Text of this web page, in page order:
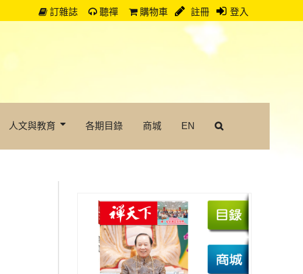
訂雜誌 聽禪 購物車 註冊 登入
人文與教育 各期目錄 商城 EN